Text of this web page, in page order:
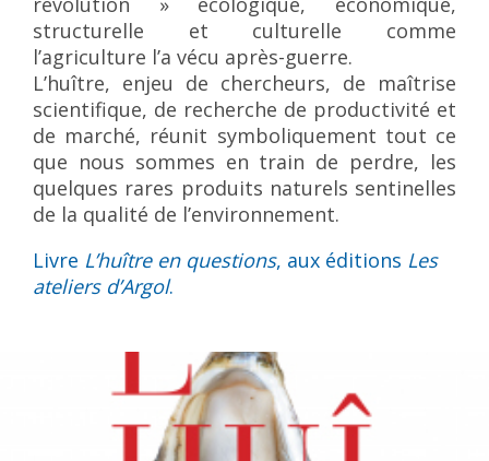
structurelle et culturelle comme
l’agriculture l’a vécu après-guerre.
L’huître, enjeu de chercheurs, de maîtrise
scientifique, de recherche de productivité et
de marché, réunit symboliquement tout ce
que nous sommes en train de perdre, les
quelques rares produits naturels sentinelles
de la qualité de l’environnement.
Livre L’huître en questions, aux éditions Les
ateliers d’Argol.